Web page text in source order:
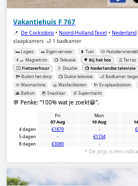
Vakantiehuis F 767
📍 De Cocksdorp • Noord-Holland,Texel • Nederland
slaapkamers 🛁 1 badkamer
🛏️ Logies 🚗 Eigen vervoer 🌲 Tuin 🐶
👨‍🍳 Magnetron
📺 Televisie 🌳 Bij het bos ⛱️ Terras
🚴‍♂️ Fietsverhuur
🚿 Douche 📺 Nederlandse televisie
🏞️ Buiten het dorp
📺 Duitse televisie 🛁 Badkamer
🧼 Wasmachine
🧺 Wasfaciliteiten 🔌 Ev oplaadstation
🌆 Balkon
🍟 Snackbar 🛒 Supermarkt
💬 Penke: 100% wat je zoekt😁 .
Fri
07 Aug
Mon
10 Aug
4 dagen
€1879 -
5 dagen
- €1734
8 dagen
€3089 -
* De prijs is een